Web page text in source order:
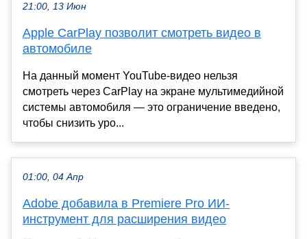
21:00, 13 Июн
Apple CarPlay позволит смотреть видео в
автомобиле
На данный момент YouTube-видео нельзя
смотреть через CarPlay на экране мультимедийной
системы автомобиля — это ограничение введено,
чтобы снизить уро...
01:00, 04 Апр
Adobe добавила в Premiere Pro ИИ-
инструмент для расширения видео